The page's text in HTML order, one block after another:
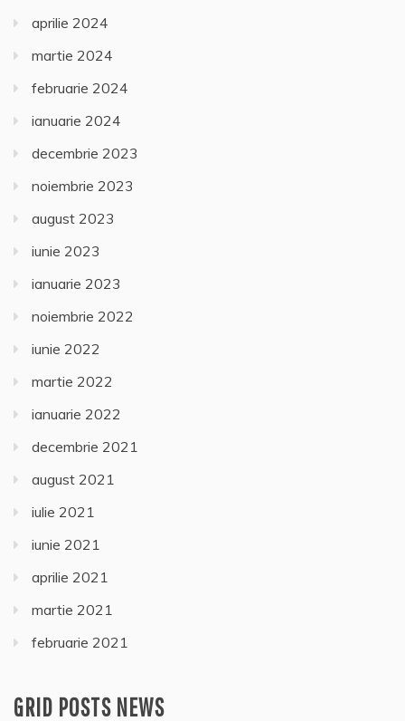
aprilie 2024
martie 2024
februarie 2024
ianuarie 2024
decembrie 2023
noiembrie 2023
august 2023
iunie 2023
ianuarie 2023
noiembrie 2022
iunie 2022
martie 2022
ianuarie 2022
decembrie 2021
august 2021
iulie 2021
iunie 2021
aprilie 2021
martie 2021
februarie 2021
GRID POSTS NEWS